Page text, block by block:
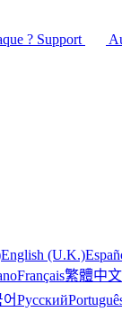
? Support
English (U.K.)
Français繁體中文
Русский